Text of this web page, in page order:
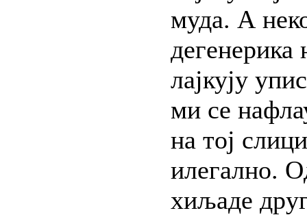
муда. А
лајкују
ми се
на тој
илегално.
хиљаде